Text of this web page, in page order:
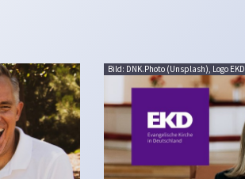
Bild: DNK.Photo (Unsplash), Logo EKD